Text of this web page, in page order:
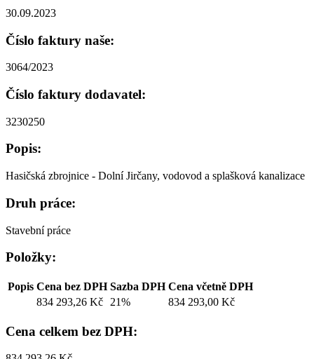
30.09.2023
Číslo faktury naše:
3064/2023
Číslo faktury dodavatel:
3230250
Popis:
Hasičská zbrojnice - Dolní Jirčany, vodovod a splašková kanalizace
Druh práce:
Stavební práce
Položky:
Popis Cena bez DPH Sazba DPH Cena včetně DPH
834 293,26 Kč
21% 834 293,00 Kč
Cena celkem bez DPH: